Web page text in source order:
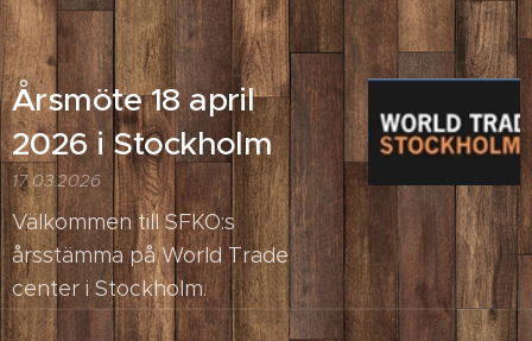
Årsmöte 18 april
2026 i Stockholm
17.03.2026
Välkommen till SFKO:s
årsstämma på World Trade
center i Stockholm.